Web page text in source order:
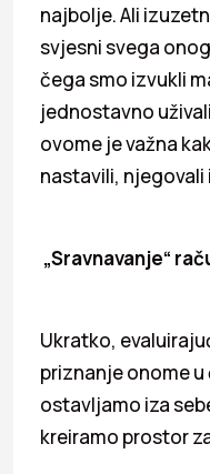
najbolje. Ali
svjesni svega
čega smo izvukli
jednostavno
ovome je važna
nastavili, njegovali
„Sravnavanje“
Ukratko,
priznanje onome u
ostavljamo iza
kreiramo prostor